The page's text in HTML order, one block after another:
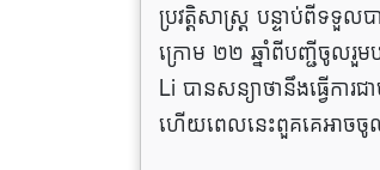
ប្រវត្តិសាស្ត្រ បន្ទាប់ពីទទួ
ក្រោម ២២ ឆ្នាំពីបញ្ជីចូលរួ
Li បានសន្យាថានឹងធ្វើកា
ហើយពេលនេះពួគគេអាច